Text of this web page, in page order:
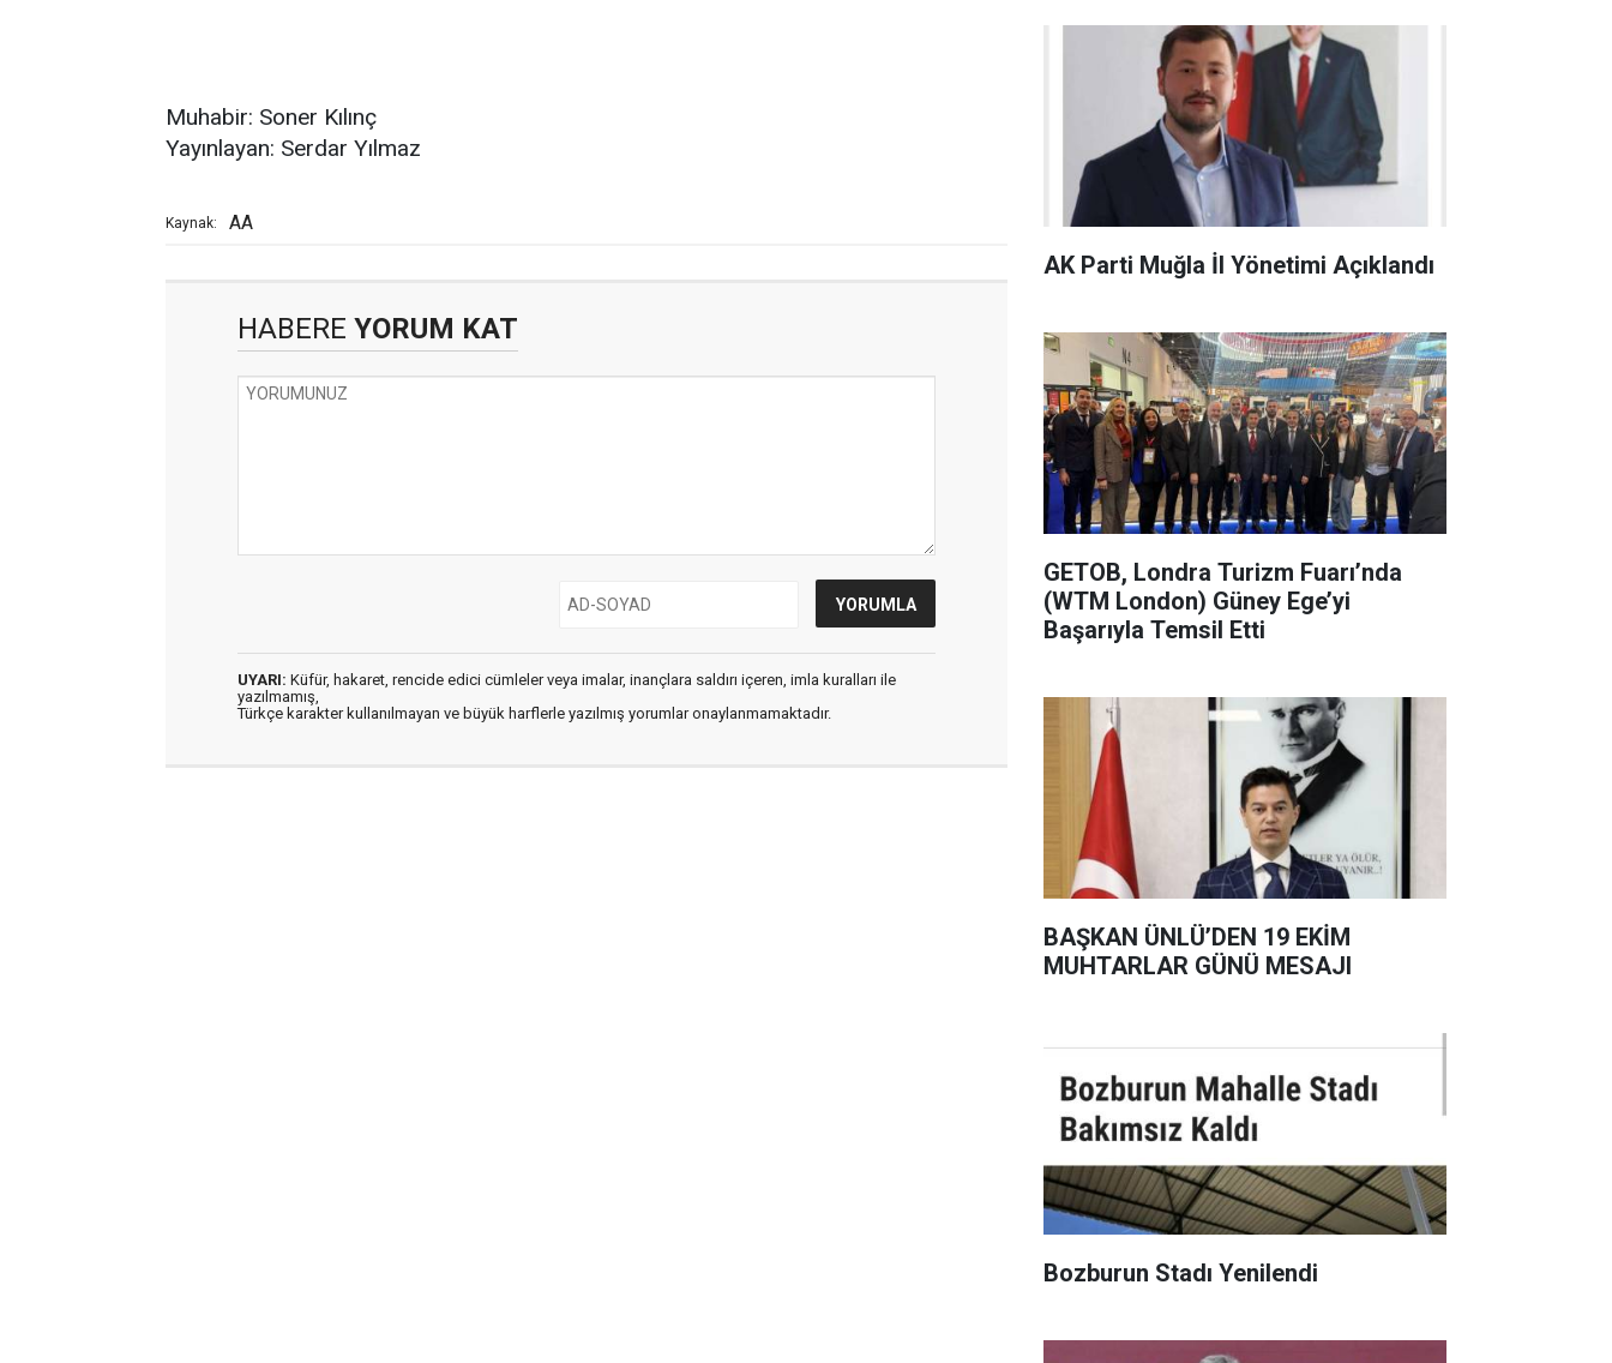
Muhabir: Soner Kılınç
Yayınlayan: Serdar Yılmaz
Kaynak: AA
HABERE YORUM KAT
UYARI: Küfür, hakaret, rencide edici cümleler veya imalar, inançlara saldırı içeren, imla kuralları ile
yazılmamış,
Türkçe karakter kullanılmayan ve büyük harflerle yazılmış yorumlar onaylanmamaktadır.
AK Parti Muğla İl Yönetimi Açıklandı
GETOB, Londra Turizm Fuarı’nda
(WTM London) Güney Ege’yi
Başarıyla Temsil Etti
BAŞKAN ÜNLÜ’DEN 19 EKİM
MUHTARLAR GÜNÜ MESAJI
Bozburun Stadı Yenilendi